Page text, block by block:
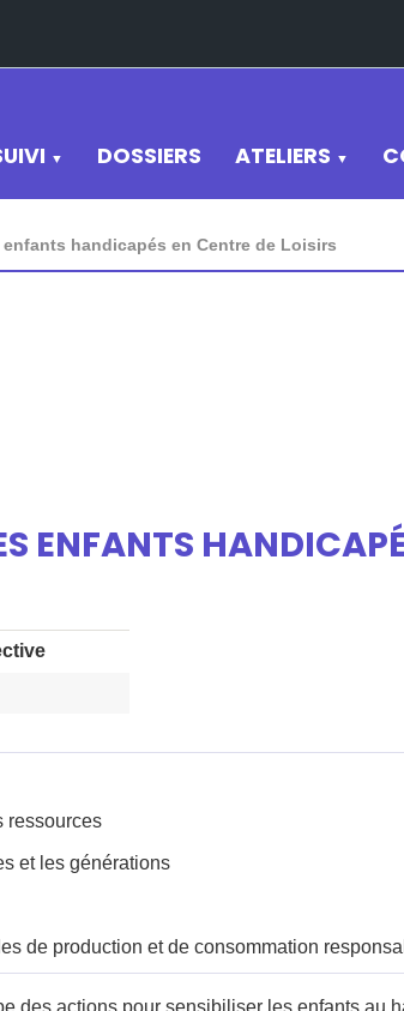
▼ DOSSIERS ATELIERS ▼
handicapés en Centre de Loisirs
ENFANTS
ressources
et les générations
de production et de consommation
des actions pour sensibiliser les enfants au